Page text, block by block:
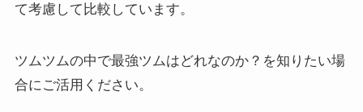
て考慮して比較しています。
ツムツムの中で最強ツムはどれなのか？を知りたい場
合にご活用ください。